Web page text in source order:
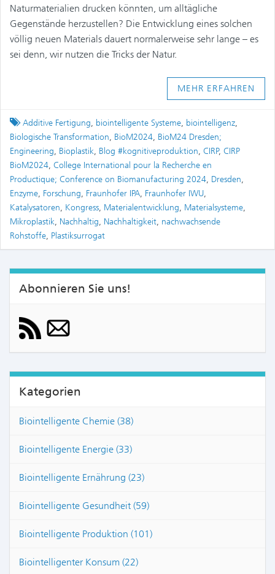
Naturmaterialien drucken könnten, um alltägliche
Gegenstände herzustellen? Die Entwicklung eines solchen
völlig neuen Materials dauert normalerweise sehr lange – es
sei denn, wir nutzen die Tricks der Natur.
MEHR ERFAHREN
Tagged
Additive Fertigung, biointelligente Systeme, biointelligenz,
Biologische Transformation, BioM2024, BioM24 Dresden;
Engineering, Bioplastik, Blog #kognitiveproduktion, CIRP, CIRP
BioM2024, College International pour la Recherche en
Productique; Conference on Biomanufacturing 2024, Dresden,
Enzyme, Forschung, Fraunhofer IPA, Fraunhofer IWU,
Katalysatoren, Kongress, Materialentwicklung, Materialsysteme,
Mikroplastik, Nachhaltig, Nachhaltigkeit, nachwachsende
Rohstoffe, Plastiksurrogat
Abonnieren Sie uns!
Kategorien
Biointelligente Chemie (38)
Biointelligente Energie (33)
Biointelligente Ernährung (23)
Biointelligente Gesundheit (59)
Biointelligente Produktion (101)
Biointelligenter Konsum (22)